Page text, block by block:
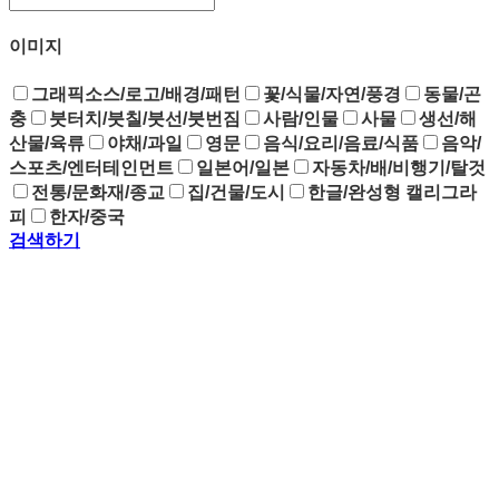
이미지
그래픽소스/로고/배경/패턴 꽃/식물/자연/풍경
동물/곤
충
붓터치/붓칠/붓선/붓번짐 사람/인물 사물
생선/해
산물/육류
야채/과일 영문 음식/요리/음료/식품
음악/
스포츠/엔터테인먼트
일본어/일본
자동차/배/비행기/탈것
전통/문화재/종교
집/건물/도시
한글/완성형 캘리그라
피
한자/중국
검색하기